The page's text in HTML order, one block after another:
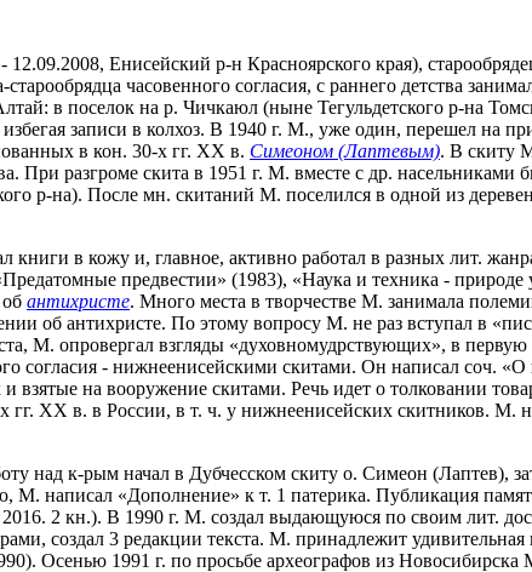
Енисейский р-н Красноярского края),
часовенного согласия, с раннего детства
в поселок на р. Чичкаюл (ныне Тегульдетского р-на
записи в колхоз. В 1940 г. М., уже один, перешел на
в кон. 30-х гг. XX в. Симеоном (Лаптевым). В скиту
При разгроме скита в 1951 г. М. вместе с др. насельниками
р-на). После мн. скитаний М. поселился в одной из
книги в кожу и, главное, активно работал в разных лит.
предвестии» (1983), «Наука и техника -
антихристе. Много места в творчестве М. занимала
об антихристе. По этому вопросу М. не раз вступал в
М. опровергал взгляды «духовномудрствующих», в
согласия - нижнеенисейскими скитами. Он написал соч.
на вооружение скитами. Речь идет о толковании
гг. XX в. в России, в т. ч. у нижнеенисейских скитников. М.
над к-рым начал в Дубчесском скиту о. Симеон (Лаптев),
написал «Дополнение» к т. 1 патерика. Публикация
2 кн.). В 1990 г. М. создал выдающуюся по своим лит.
создал 3 редакции текста. М. принадлежит
Осенью 1991 г. по просьбе археографов из Новосибирска